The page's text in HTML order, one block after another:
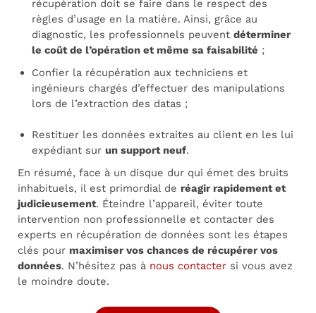
récupération doit se faire dans le respect des
règles d’usage en la matière. Ainsi, grâce au
diagnostic, les professionnels peuvent déterminer
le coût de l’opération et même sa faisabilité ;
Confier la récupération aux techniciens et
ingénieurs chargés d’effectuer des manipulations
lors de l’extraction des datas ;
Restituer les données extraites au client en les lui
expédiant sur un support neuf.
En résumé, face à un disque dur qui émet des bruits
inhabituels, il est primordial de réagir rapidement et
judicieusement. Éteindre l’appareil, éviter toute
intervention non professionnelle et contacter des
experts en récupération de données sont les étapes
clés pour maximiser vos chances de récupérer vos
données. N’hésitez pas à nous contacter si vous avez
le moindre doute.